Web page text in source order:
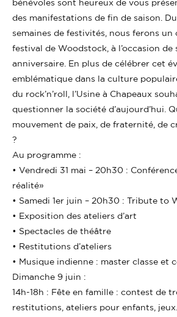
bénévoles sont heureux de vous
des manifestations de fin de saison.
semaines de festivités, nous ferons un
festival de Woodstock, à l’occasion de
anniversaire. En plus de célébrer cet
emblématique dans la culture
du rock’n’roll, l’Usine à Chapeaux
questionner la société d’aujourd’hui.
mouvement de paix, de fraternité, de
?
Au programme :
• Vendredi 31 mai – 20h30 :
réalité»
• Samedi 1er juin – 20h30 : Tribute to
• Exposition des ateliers d’art
• Spectacles de théâtre
• Restitutions d’ateliers
• Musique indienne : master classe et
Dimanche 9 juin :
14h-18h : Fête en famille : contest de
restitutions, ateliers pour enfants, jeux…